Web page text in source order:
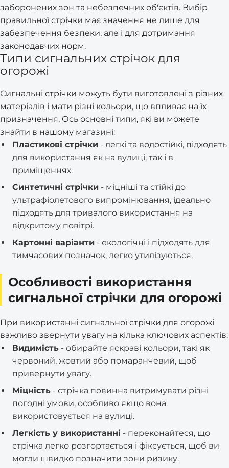
заборонених зон та небезпечних об'єктів. Вибір
правильної стрічки має значення не лише для
забезпечення безпеки, але і для дотримання
законодавчих норм.
Типи сигнальних стрічок для
огорожі
Сигнальні стрічки можуть бути виготовлені з різних
матеріалів і мати різні кольори, що впливає на їх
призначення. Ось основні типи, які ви можете
знайти в нашому магазині:
Пластикові стрічки - легкі та водостійкі, підходять
для використання як на вулиці, так і в
приміщеннях.
Синтетичні стрічки - міцніші та стійкі до
ультрафіолетового випромінювання, ідеально
підходять для тривалого використання на
відкритому повітрі.
Картонні варіанти - екологічні і підходять для
тимчасових позначок, легко утилізуються.
Особливості використання
сигнальної стрічки для огорожі
При використанні сигнальної стрічки для огорожі
важливо звернути увагу на кілька ключових аспектів:
Видимість - обирайте яскраві кольори, такі як
червоний, жовтий або помаранчевий, щоб
привернути увагу.
Міцність - стрічка повинна витримувати різні
погодні умови, особливо якщо вона
використовується на вулиці.
Легкість у використанні - переконайтеся, що
стрічка легко розгортається і фіксується, щоб ви
могли швидко позначити зони ризику.